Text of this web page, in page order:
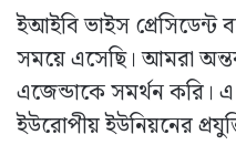
ইআইবি ভাইস প্রেসিডেন্ট
সময়ে এসেছি। আমরা
এজেন্ডাকে সমর্থন করি। এ
ইউরোপীয় ইউনিয়নের